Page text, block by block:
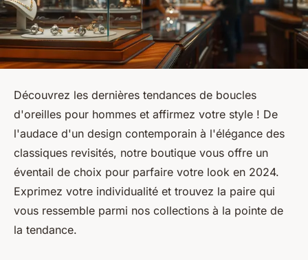
Découvrez les dernières tendances de boucles
d'oreilles pour hommes et affirmez votre style ! De
l'audace d'un design contemporain à l'élégance des
classiques revisités, notre boutique vous offre un
éventail de choix pour parfaire votre look en 2024.
Exprimez votre individualité et trouvez la paire qui
vous ressemble parmi nos collections à la pointe de
la tendance.